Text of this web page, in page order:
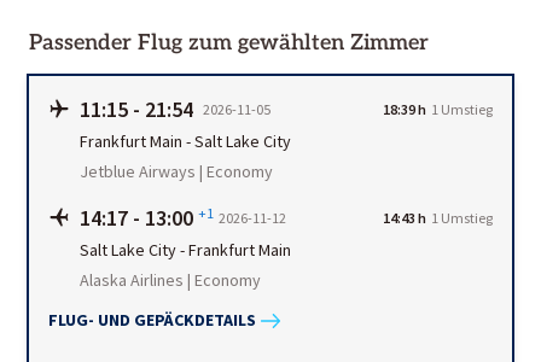
Passender Flug zum gewählten Zimmer
11:15 - 21:54 2026-11-05 18:39 h 1 Umstieg
Frankfurt Main -Salt Lake City
Jetblue Airways | Economy
14:17 - 13:00 +1 2026-11-12 14:43 h 1 Umstieg
Salt Lake City-Frankfurt Main
Alaska Airlines | Economy
FLUG- UND GEPÄCKDETAILS